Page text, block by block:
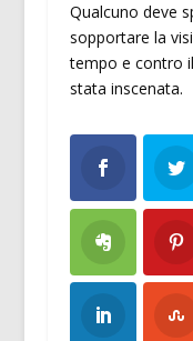
Qualcuno deve
sopportare la
tempo e contro
stata inscenata.